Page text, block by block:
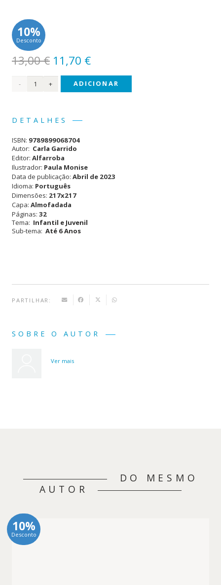
10%
Desconto
13,00€ O
preço
original
13,00 €.
11,70 €O
preço
atual
Quantidade
Ensinar...
Como
os
Dentes
Deves
Lavar
a
Alimentar
ADICIONAR
DETALHES
ISBN: 9789899068704
Autor: Carla Garrido
Editor: Alfarroba
Ilustrador: Paula Monise
Data de publicação: Abril de 2023
Idioma: Português
Dimensões: 217x217
Capa: Almofadada
Páginas: 32
Tema: Infantil e Juvenil
Sub-tema: Até 6 Anos
PARTILHAR:
SOBRE O AUTOR
Ver mais
DO MESMO
AUTOR
10%
Desconto